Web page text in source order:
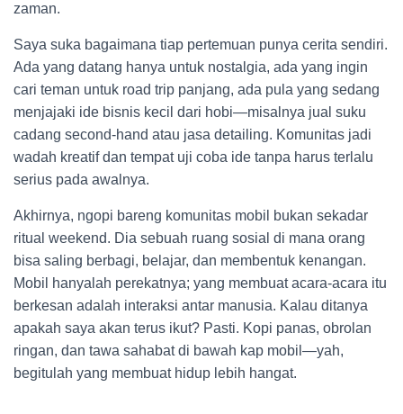
zaman.
Saya suka bagaimana tiap pertemuan punya cerita sendiri.
Ada yang datang hanya untuk nostalgia, ada yang ingin
cari teman untuk road trip panjang, ada pula yang sedang
menjajaki ide bisnis kecil dari hobi—misalnya jual suku
cadang second-hand atau jasa detailing. Komunitas jadi
wadah kreatif dan tempat uji coba ide tanpa harus terlalu
serius pada awalnya.
Akhirnya, ngopi bareng komunitas mobil bukan sekadar
ritual weekend. Dia sebuah ruang sosial di mana orang
bisa saling berbagi, belajar, dan membentuk kenangan.
Mobil hanyalah perekatnya; yang membuat acara-acara itu
berkesan adalah interaksi antar manusia. Kalau ditanya
apakah saya akan terus ikut? Pasti. Kopi panas, obrolan
ringan, dan tawa sahabat di bawah kap mobil—yah,
begitulah yang membuat hidup lebih hangat.